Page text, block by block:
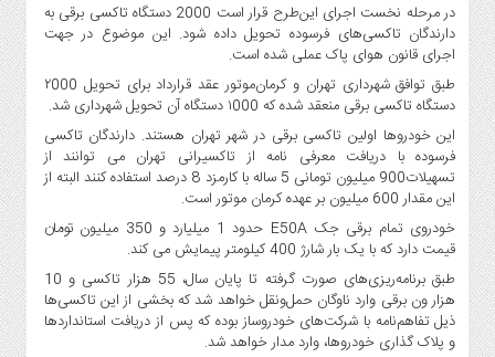
بانک
،
بیمه
و
ارز
دیجیتال
کشاورزی
و
صنایع
غذایی
سیاسی
و
بین
الملل
در مرحله نخست اجرای این‌طرح قرار است 2000 دستگاه تاکسی برقی به
دارندگان تاکسی‌های فرسوده تحویل داده شود. این موضوع در جهت
اجرای قانون‌ هوای پاک عملی شده است.
طبق توافق شهرداری‌ تهران و کرمان‌موتور عقد قرارداد برای تحویل ٢000
دستگاه تاکسی برقی منعقد شده که ١000 دستگاه آن تحویل شهرداری شد.
این خودروها اولین تاکسی برقی در شهر تهران هستند. دارندگان تاکسی
فرسوده با دریافت معرفی نامه از تاکسیرانی تهران می توانند از
تسهیلات900 میلیون تومانی 5 ساله با کارمزد 8 درصد استفاده کنند البته از
این مقدار 600 میلیون بر عهده کرمان موتور است.
خودروی تمام برقی جک E50A حدود 1 میلیارد و 350 میلیون تومان
قیمت دارد که با یک بار شارژ 400 کیلومتر پیمایش می کند.
طبق برنامه‌ریزی‌های صورت گرفته تا پایان سال، 55 هزار تاکسی و 10
هزار ون برقی وارد ناوگان حمل‌ونقل خواهد شد که بخشی از این تاکسی‌ها
ذیل تفاهم‌نامه با شرکت‌های خودروساز بوده که پس از دریافت استانداردها
و پلاک گذاری خودروها، وارد مدار خواهد شد.